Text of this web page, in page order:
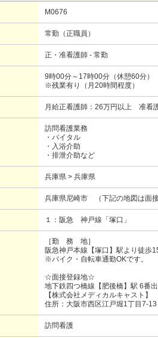
M0676
常勤（正職員）
正・准看護師 - 常勤
9時00分～17時00分（休憩60分）
※残業有り（月20時間程度）
月給正看護師：26万円以上 准看
訪問看護業務
・バイタル
・入浴介助
・排泄介助など
兵庫県 > 兵庫県
兵庫県尼崎市 （下記の地図は面
１：阪急 神戸線 「塚口」
［勤 務 地］
阪急神戸本線【塚口】駅より徒歩
※バイク・自転車通勤OKです。
☆面接登録地☆
地下鉄四つ橋線【肥後橋】駅 6番
【株式会社メディカルキャスト】
住所：大阪市西区江戸堀1丁目7-
訪問看護